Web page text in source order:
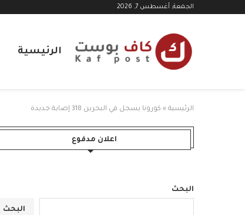
الجمعة, أغسطس 7, 2026
الرئيسية
الرئيسية » كورونا يسجل في البحرين 318 إصابة جديدة
اعلان مدفوع
البحث
البحث